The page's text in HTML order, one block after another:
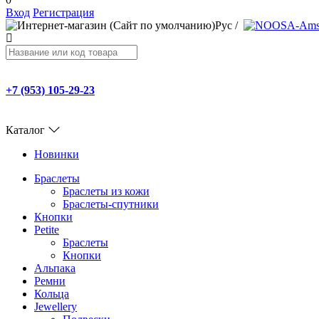
Вход Регистрация
Рус /
+7 (953) 105-29-23
Каталог
Новинки
Браслеты
Браслеты из кожи
Браслеты-спутники
Кнопки
Petite
Браслеты
Кнопки
Альпака
Ремни
Кольца
Jewellery